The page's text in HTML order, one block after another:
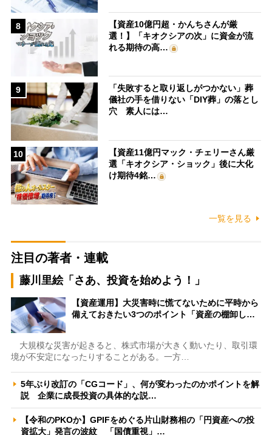
8
【資産10億円超・かんちさんが厳
選！】「キオクシアの次」に資金が流
れる期待の高…
9
「失敗すると取り返しがつかない」葬
儀社の手を借りない「DIY葬」の落とし
穴 素人には…
10
【資産11億円マック・チェリーさん厳
選「キオクシア・ショック」後に大化
け期待4銘…
一覧を見る
注目の著者・連載
藤川里絵「さあ、投資を始めよう！」
【資産運用】大災害時に慌てないために平時から
備えておきたい3つのポイント「資産の棚卸し…
大規模な災害が起きると、株式市場が大きく動いたり、取引環
境が不安定になったりすることがある。一方…
5年ぶり改訂の「CGコード」、何が変わったのかポイントを解
説 企業に成長投資の具体的な説…
【令和のPKOか】GPIFをめぐる片山財務相の「円資産への投
資拡大」発言の波紋 「国債重視」…